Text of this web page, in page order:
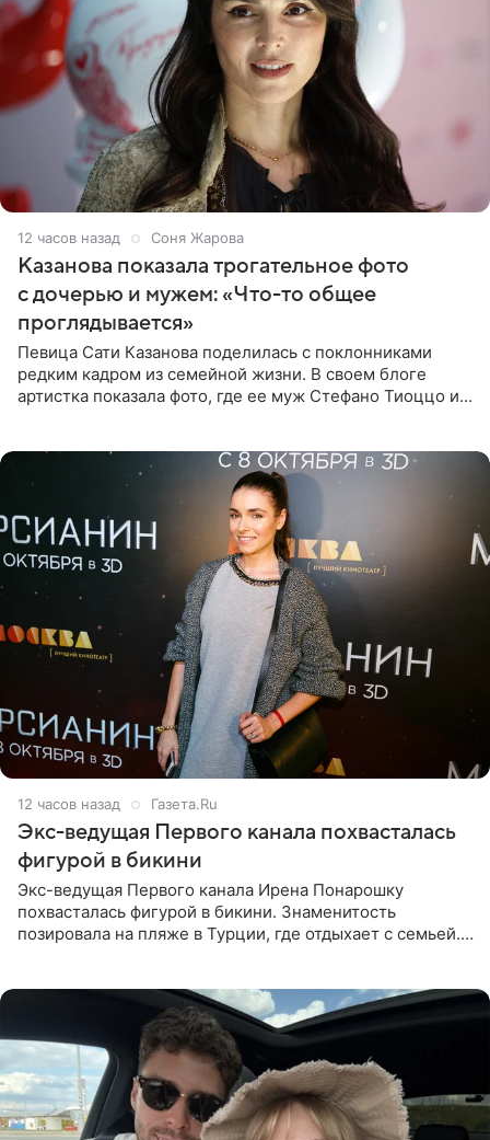
12 часов назад Соня Жарова
Казанова показала трогательное фото
с дочерью и мужем: «Что-то общее
проглядывается»
Певица Сати Казанова поделилась с поклонниками
редким кадром из семейной жизни. В своем блоге
артистка показала фото, где ее муж Стефано Тиоццо и
12 часов назад Газета.Ru
Экс-ведущая Первого канала похвасталась
фигурой в бикини
Экс-ведущая Первого канала Ирена Понарошку
похвасталась фигурой в бикини. Знаменитость
позировала на пляже в Турции, где отдыхает с семьей.